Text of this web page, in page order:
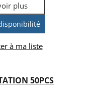
plus
à ma liste
50PCS